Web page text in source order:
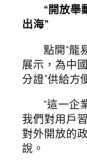
“開放舉
出海”
點開“龍
展示，為中
分證”供給方
“這一企
我們對用戶
對外開放的
說。